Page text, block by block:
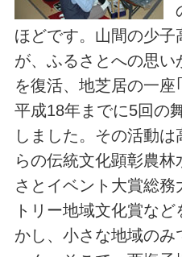
ほどです。山間の少
が、ふるさとへの思い
を復活、地芝居の一座
平成18年までに5回の
しました。その活動
らの伝統文化顕彰農
さとイベント大賞総
トリー地域文化賞な
かし、小さな地域の